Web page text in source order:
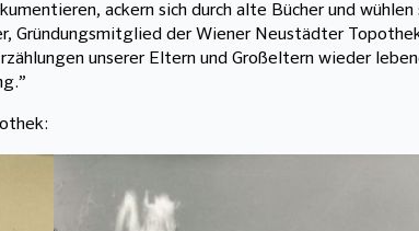
ackern sich durch alte Bücher und
Gründungsmitglied der Wiener Neustädter
unserer Eltern und Großeltern wieder